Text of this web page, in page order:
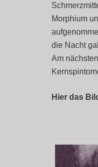
Morphium
die Nacht
Am
Hier das